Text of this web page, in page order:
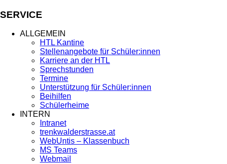
SERVICE
ALLGEMEIN
HTL Kantine
Stellenangebote für Schüler:innen
Karriere an der HTL
Sprechstunden
Termine
Unterstützung für Schüler:innen
Beihilfen
Schülerheime
INTERN
Intranet
trenkwalderstrasse.at
WebUntis – Klassenbuch
MS Teams
Webmail